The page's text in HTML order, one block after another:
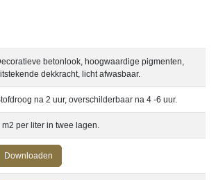
betonlook, hoogwaardige pigmenten,
dekkracht, licht afwasbaar.
na 2 uur, overschilderbaar na 4 -6 uur.
m2 per liter in twee lagen.
Downloaden